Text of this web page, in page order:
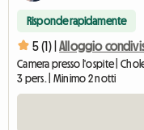
Risponde rapidamente
5 (1) | Alloggio
Camera presso l'ospite |
3 pers. | Minimo 2 notti